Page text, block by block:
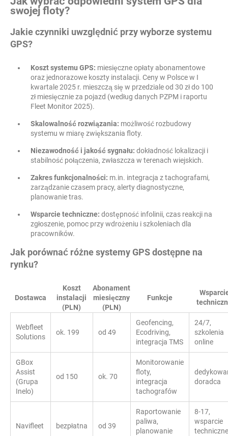
swojej floty?
Jakie czynniki uwzględnić przy wyborze systemu
GPS?
Koszt systemu GPS: miesięczne opłaty abonamentowe
oraz jednorazowe koszty instalacji. Ceny w Polsce w I
kwartale 2025 r. mieszczą się w przedziale od 30 zł do 100
zł miesięcznie za pojazd (według danych PZPM i raportu
Fleet Monitor 2025).
Skalowalność rozwiązania: możliwość rozbudowy
systemu w miarę zwiększania floty.
Niezawodność i jakość sygnału: dokładność lokalizacji i
stabilność połączenia, zwłaszcza w terenach wiejskich.
Zakres funkcjonalności: m.in. integracja z tachografami,
zarządzanie czasem pracy, alerty diagnostyczne,
planowanie tras.
Wsparcie techniczne: dostępność infolinii, czas reakcji na
zgłoszenie, pomoc przy wdrożeniu i szkoleniach dla
pracowników.
Jak porównać różne systemy GPS dostępne na
rynku?
Dostawca
Koszt
instalacji
(PLN)
Abonament
miesięczny
(PLN)
Funkcje
Webfleet
Solutions
ok. 199 od 49
Geofencing,
Ecodriving,
integracja TMS
24/7,
szkolenia
online
GBox
Assist
(Grupa
Inelo)
od 150 ok. 70
Monitorowanie
floty,
integracja
tachografów
doradca
Navifleet bezpłatna od 39
Raportowanie
paliwa,
planowanie
8-17,
wsparcie
techniczne